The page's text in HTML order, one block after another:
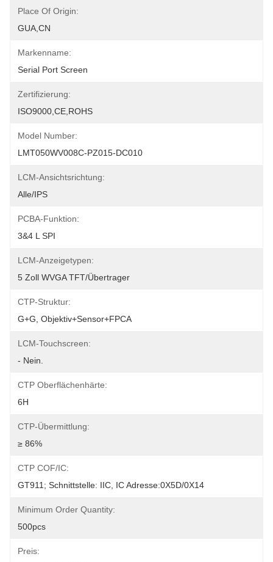
Place Of Origin:
GUA,CN
Markenname:
Serial Port Screen
Zertifizierung:
ISO9000,CE,ROHS
Model Number:
LMT050WV008C-PZ015-DC010
LCM-Ansichtsrichtung:
Alle/IPS
PCBA-Funktion:
3&4 L SPI
LCM-Anzeigetypen:
5 Zoll WVGA TFT/Übertrager
CTP-Struktur:
G+G, Objektiv+Sensor+FPCA
LCM-Touchscreen:
- Nein.
CTP Oberflächenhärte:
6H
CTP-Übermittlung:
≥ 86%
CTP COF/IC:
GT911; Schnittstelle: IIC, IC Adresse:0X5D/0X14
Minimum Order Quantity:
500pcs
Preis: